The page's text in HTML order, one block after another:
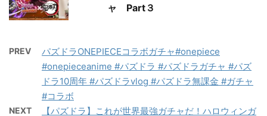
ャ Part３
PREV
パズドラONEPIECEコラボガチャ#onepiece
#onepieceanime #パズドラ #パズドラガチャ #パズ
ドラ10周年 #パズドラvlog #パズドラ無課金 #ガチャ
#コラボ
NEXT
【パズドラ】これが世界最強ガチャだ！ハロウィンガ